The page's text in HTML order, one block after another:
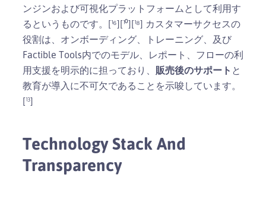
ンジンおよび可視化プラットフォームとして利用す
るというものです。[¹⁶][¹⁰][¹⁸] カスタマーサクセスの
役割は、オンボーディング、トレーニング、及び
Factible Tools内でのモデル、レポート、フローの利
用支援を明示的に担っており、 販売後のサポート と
教育が導入に不可欠であることを示唆しています。
[¹³]
Technology Stack And
Transparency